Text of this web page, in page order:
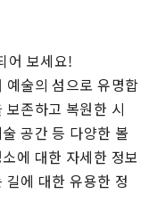
어 보세요!
술의 섬으로 유명합
존하고 복원한 시
공간 등 다양한 볼
에 대한 자세한 정보
에 대한 유용한 정